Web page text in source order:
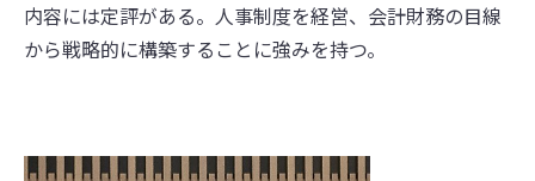
内容には定評がある。人事制度を経営、会計財務の目線
から戦略的に構築することに強みを持つ。